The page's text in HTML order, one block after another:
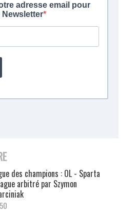
des champions : OL - Sparta
arbitré par Szymon